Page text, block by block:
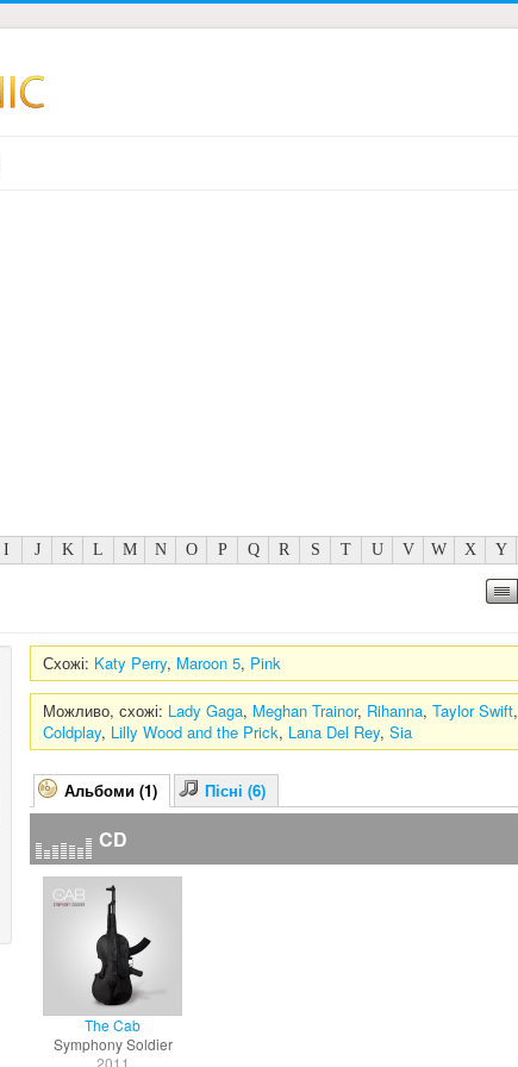
I J K L M N O P Q R S T U V W X Y
Схожі: Katy Perry, Maroon 5, Pink
Можливо, схожі: Lady Gaga, Meghan Trainor, Rihanna,Taylor Swift,
Coldplay, Lilly Wood and the Prick, Lana Del Rey,Sia
Альбоми (1) Пісні (6)
CD
The Cab
Symphony Soldier
2011